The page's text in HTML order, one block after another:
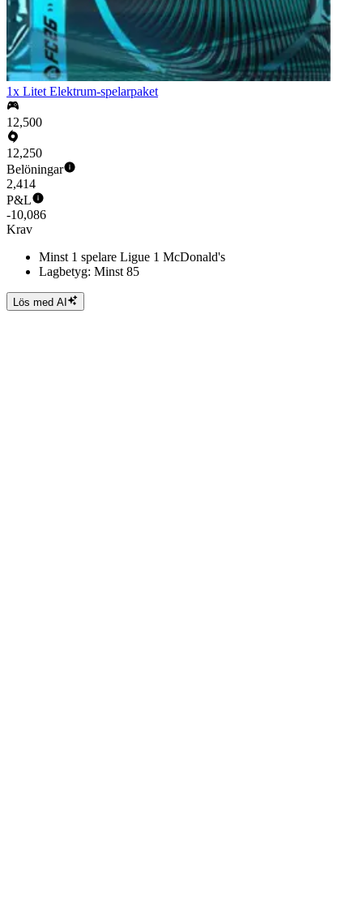
1x Litet Elektrum-spelarpaket
12,500
12,250
Belöningar
2,414
P&L
-10,086
Krav
Minst 1 spelare Ligue 1 McDonald's
Lagbetyg: Minst 85
Lös med AI